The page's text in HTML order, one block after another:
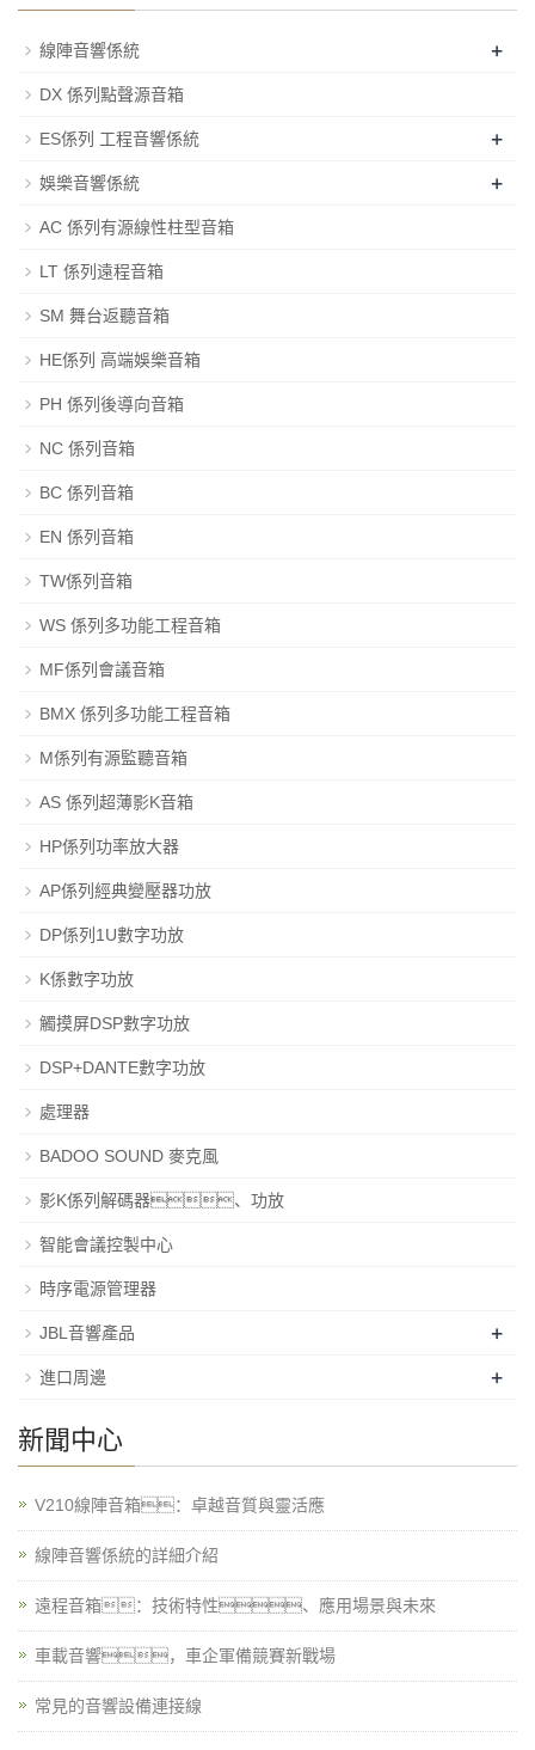
線陣音響係統 +
DX 係列點聲源音箱
ES係列 工程音響係統 +
娛樂音響係統 +
AC 係列有源線性柱型音箱
LT 係列遠程音箱
SM 舞台返聽音箱
HE係列 高端娛樂音箱
PH 係列後導向音箱
NC 係列音箱
BC 係列音箱
EN 係列音箱
TW係列音箱
WS 係列多功能工程音箱
MF係列會議音箱
BMX 係列多功能工程音箱
M係列有源監聽音箱
AS 係列超薄影K音箱
HP係列功率放大器
AP係列經典變壓器功放
DP係列1U數字功放
K係數字功放
觸摸屏DSP數字功放
DSP+DANTE數字功放
處理器
BADOO SOUND 麥克風
影K係列解碼器、功放
智能會議控製中心
時序電源管理器
JBL音響產品 +
進口周邊 +
新聞中心
V210線陣音箱：卓越音質與靈活應
線陣音響係統的詳細介紹
遠程音箱：技術特性、應用場景與未來
車載音響，車企軍備競賽新戰場
常見的音響設備連接線